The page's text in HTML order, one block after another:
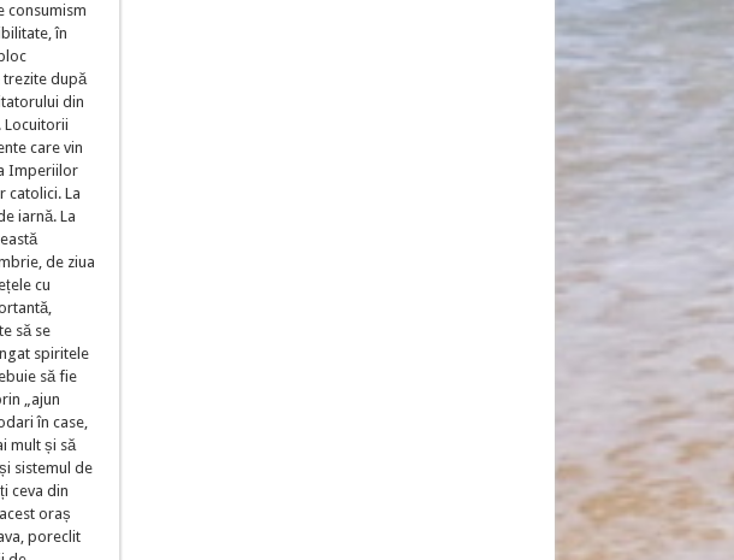
consumism
în
trezite după
din
Locuitorii
care vin
Imperiilor
catolici. La
iarnă. La
de ziua
cu
să se
spiritele
să fie
„ajun
în case,
mult și să
sistemul de
ceva din
oraș
poreclit